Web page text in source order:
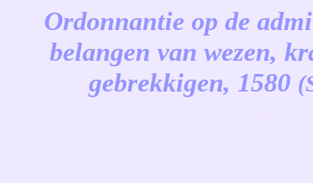
Ordonnantie op de
belangen van wezen,
gebrekkigen, 1580